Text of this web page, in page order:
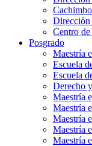
Dirección
Centro
Posgrado
Maestría
Escuela
Escuela
Derecho
Maestría
Maestría
Maestría
Maestría
Maestría